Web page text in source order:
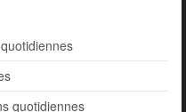
quotidiennes